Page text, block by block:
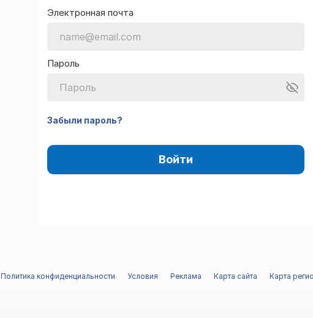
Электронная почта
Пароль
Забыли пароль?
Политика конфиденциальности Условия Реклама Карта сайта Карта